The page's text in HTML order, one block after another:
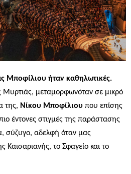
Μποφίλιου ήταν καθηλωτικές.
Μυρτιάς, μεταμορφωνόταν σε μικρό
της, Νίκου Μποφίλιου που επίσης
έντονες στιγμές της παράστασης
σύζυγο, αδελφή όταν μας
το Σφαγείο και το